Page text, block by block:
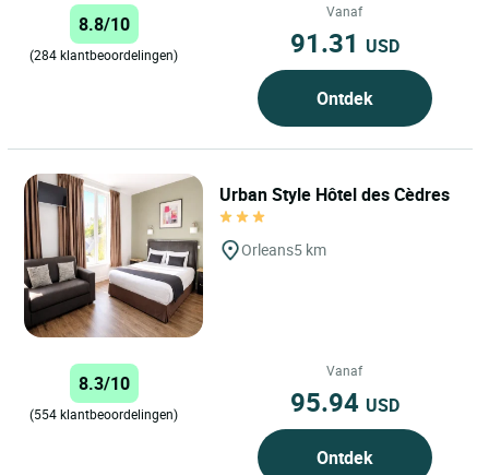
8.8/10
(284 klantbeoordelingen)
Vanaf
91.31 USD
Ontdek
Urban Style Hôtel des Cèdres
Orleans5 km
8.3/10
(554 klantbeoordelingen)
Vanaf
95.94 USD
Ontdek